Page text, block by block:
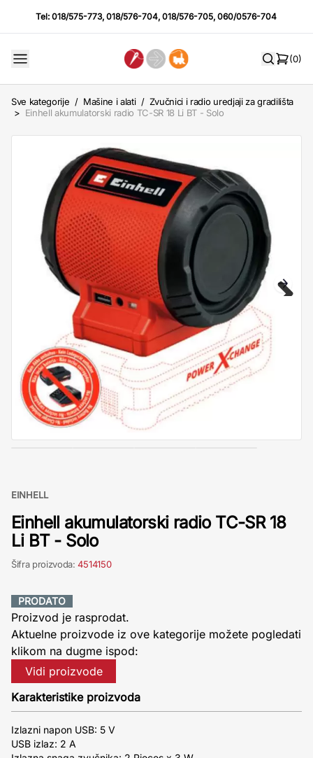
Tel:018/575-773,018/576-704,018/576-705,060/0576-704
(0)
Sve kategorije / Mašine i alati / Zvučnici i radio uredjaji za gradilišta
> Einhell akumulatorski radio TC-SR 18 Li BT - Solo
EINHELL
Einhell akumulatorski radio TC-SR 18
Li BT - Solo
Šifra proizvoda:4514150
PRODATO
Proizvod je rasprodat.
Aktuelne proizvode iz ove kategorije možete pogledati
klikom na dugme ispod:
Vidi proizvode
Karakteristike proizvoda
Izlazni napon USB: 5 V
USB izlaz: 2 A